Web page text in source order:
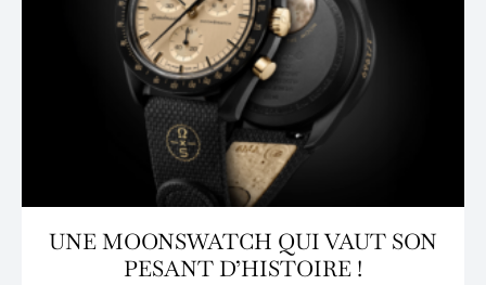
UNE MOONSWATCH QUI VAUT SON
PESANT D’HISTOIRE !